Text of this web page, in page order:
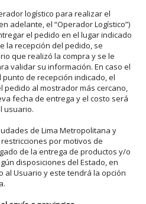
logístico para realizar el
adelante, el “Operador Logístico”)
el pedido en el lugar indicado
la recepción del pedido, se
que realizó la compra y se le
validar su información. En caso el
de recepción indicado, el
al mostrador más cercano,
fecha de entrega y el costo será
usuario.
de Lima Metropolitana y
por motivos de
de la entrega de productos y/o
disposiciones del Estado, en
al Usuario y este tendrá la opción